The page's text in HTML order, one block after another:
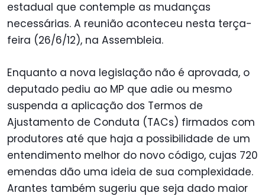
estadual que contemple as mudanças
necessárias. A reunião aconteceu nesta terça-
feira (26/6/12), na Assembleia.
Enquanto a nova legislação não é aprovada, o
deputado pediu ao MP que adie ou mesmo
suspenda a aplicação dos Termos de
Ajustamento de Conduta (TACs) firmados com
produtores até que haja a possibilidade de um
entendimento melhor do novo código, cujas 720
emendas dão uma ideia de sua complexidade.
Arantes também sugeriu que seja dado maior